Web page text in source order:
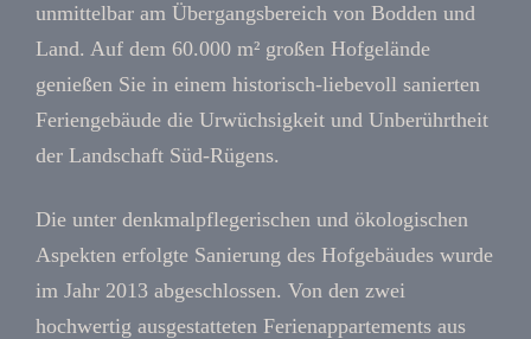
unmittelbar am Übergangsbereich von Bodden und
Land. Auf dem 60.000 m² großen Hofgelände
genießen Sie in einem historisch-liebevoll sanierten
Feriengebäude die Urwüchsigkeit und Unberührtheit
der Landschaft Süd-Rügens.
Die unter denkmalpflegerischen und ökologischen
Aspekten erfolgte Sanierung des Hofgebäudes wurde
im Jahr 2013 abgeschlossen. Von den zwei
hochwertig ausgestatteten Ferienappartements aus